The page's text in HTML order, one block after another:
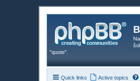
"quote".
Quick links Active topics